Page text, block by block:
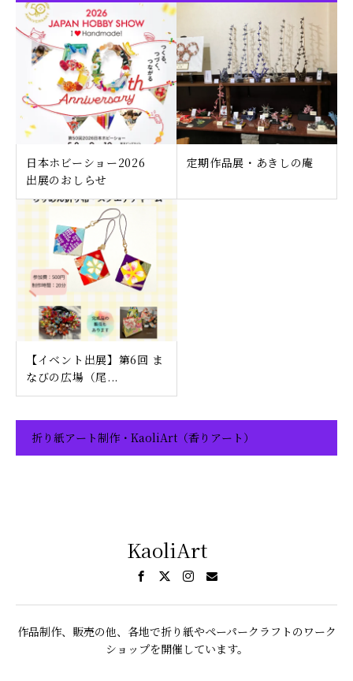
日本ホビーショー2026
出展のおしらせ
定期作品展・あきしの庵
【イベント出展】第6回 ま
なびの広場（尾...
折り紙アート制作・KaoliArt（香りアート）
KaoliArt
作品制作、販売の他、各地で折り紙やペーパークラフトのワーク
ショップを開催しています。